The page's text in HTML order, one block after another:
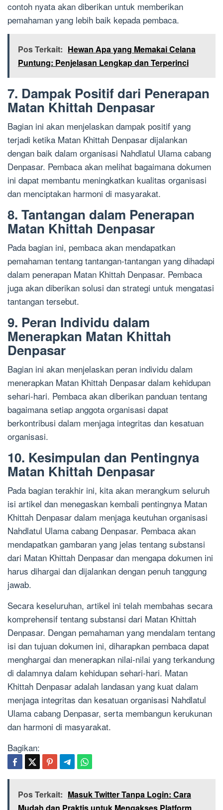
contoh nyata akan diberikan untuk memberikan
pemahaman yang lebih baik kepada pembaca.
Pos Terkait: Hewan Apa yang Memakai Celana
Puntung: Penjelasan Lengkap dan Terperinci
7. Dampak Positif dari Penerapan
Matan Khittah Denpasar
Bagian ini akan menjelaskan dampak positif yang
terjadi ketika Matan Khittah Denpasar dijalankan
dengan baik dalam organisasi Nahdlatul Ulama cabang
Denpasar. Pembaca akan melihat bagaimana dokumen
ini dapat membantu meningkatkan kualitas organisasi
dan menciptakan harmoni di masyarakat.
8. Tantangan dalam Penerapan
Matan Khittah Denpasar
Pada bagian ini, pembaca akan mendapatkan
pemahaman tentang tantangan-tantangan yang dihadapi
dalam penerapan Matan Khittah Denpasar. Pembaca
juga akan diberikan solusi dan strategi untuk mengatasi
tantangan tersebut.
9. Peran Individu dalam
Menerapkan Matan Khittah
Denpasar
Bagian ini akan menjelaskan peran individu dalam
menerapkan Matan Khittah Denpasar dalam kehidupan
sehari-hari. Pembaca akan diberikan panduan tentang
bagaimana setiap anggota organisasi dapat
berkontribusi dalam menjaga integritas dan kesatuan
organisasi.
10. Kesimpulan dan Pentingnya
Matan Khittah Denpasar
Pada bagian terakhir ini, kita akan merangkum seluruh
isi artikel dan menegaskan kembali pentingnya Matan
Khittah Denpasar dalam menjaga keutuhan organisasi
Nahdlatul Ulama cabang Denpasar. Pembaca akan
mendapatkan gambaran yang jelas tentang substansi
dari Matan Khittah Denpasar dan mengapa dokumen ini
harus dihargai dan dijalankan dengan penuh tanggung
jawab.
Secara keseluruhan, artikel ini telah membahas secara
komprehensif tentang substansi dari Matan Khittah
Denpasar. Dengan pemahaman yang mendalam tentang
isi dan tujuan dokumen ini, diharapkan pembaca dapat
menghargai dan menerapkan nilai-nilai yang terkandung
di dalamnya dalam kehidupan sehari-hari. Matan
Khittah Denpasar adalah landasan yang kuat dalam
menjaga integritas dan kesatuan organisasi Nahdlatul
Ulama cabang Denpasar, serta membangun kerukunan
dan harmoni di masyarakat.
Bagikan:
Pos Terkait: Masuk Twitter Tanpa Login: Cara